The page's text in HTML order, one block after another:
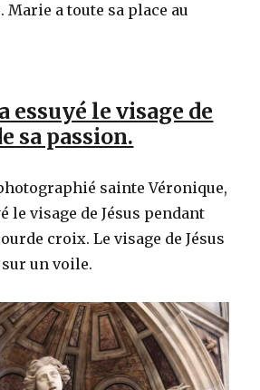
Marie a toute sa place au
essuyé le visage de
sa passion.
sainte Véronique,
le visage de Jésus pendant
croix. Le visage de Jésus
un voile.